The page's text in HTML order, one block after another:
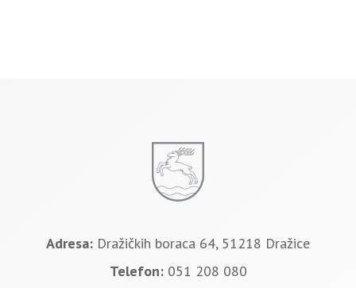
Adresa: Dražičkih boraca 64, 51218 Dražice
Telefon: 051 208 080